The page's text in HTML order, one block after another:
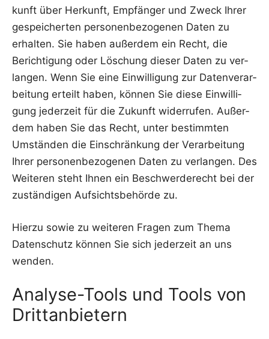
kunft über Her­kunft, Emp­fän­ger und Zweck Ihrer
gespei­cher­ten per­so­nen­be­zo­ge­nen Daten zu
erhal­ten. Sie haben außer­dem ein Recht, die
Berich­ti­gung oder Löschung die­ser Daten zu ver­
lan­gen. Wenn Sie eine Ein­wil­li­gung zur Daten­ver­ar­
bei­tung erteilt haben, kön­nen Sie die­se Ein­wil­li­
gung jeder­zeit für die Zukunft wider­ru­fen. Außer­
dem haben Sie das Recht, unter bestimm­ten
Umstän­den die Ein­schrän­kung der Ver­ar­bei­tung
Ihrer per­so­nen­be­zo­ge­nen Daten zu ver­lan­gen. Des
Wei­te­ren steht Ihnen ein Beschwer­de­recht bei der
zustän­di­gen Auf­sichts­be­hör­de zu.
Hier­zu sowie zu wei­te­ren Fra­gen zum The­ma
Daten­schutz kön­nen Sie sich jeder­zeit an uns
wenden.
Analyse-Tools und Tools von
Drittanbietern